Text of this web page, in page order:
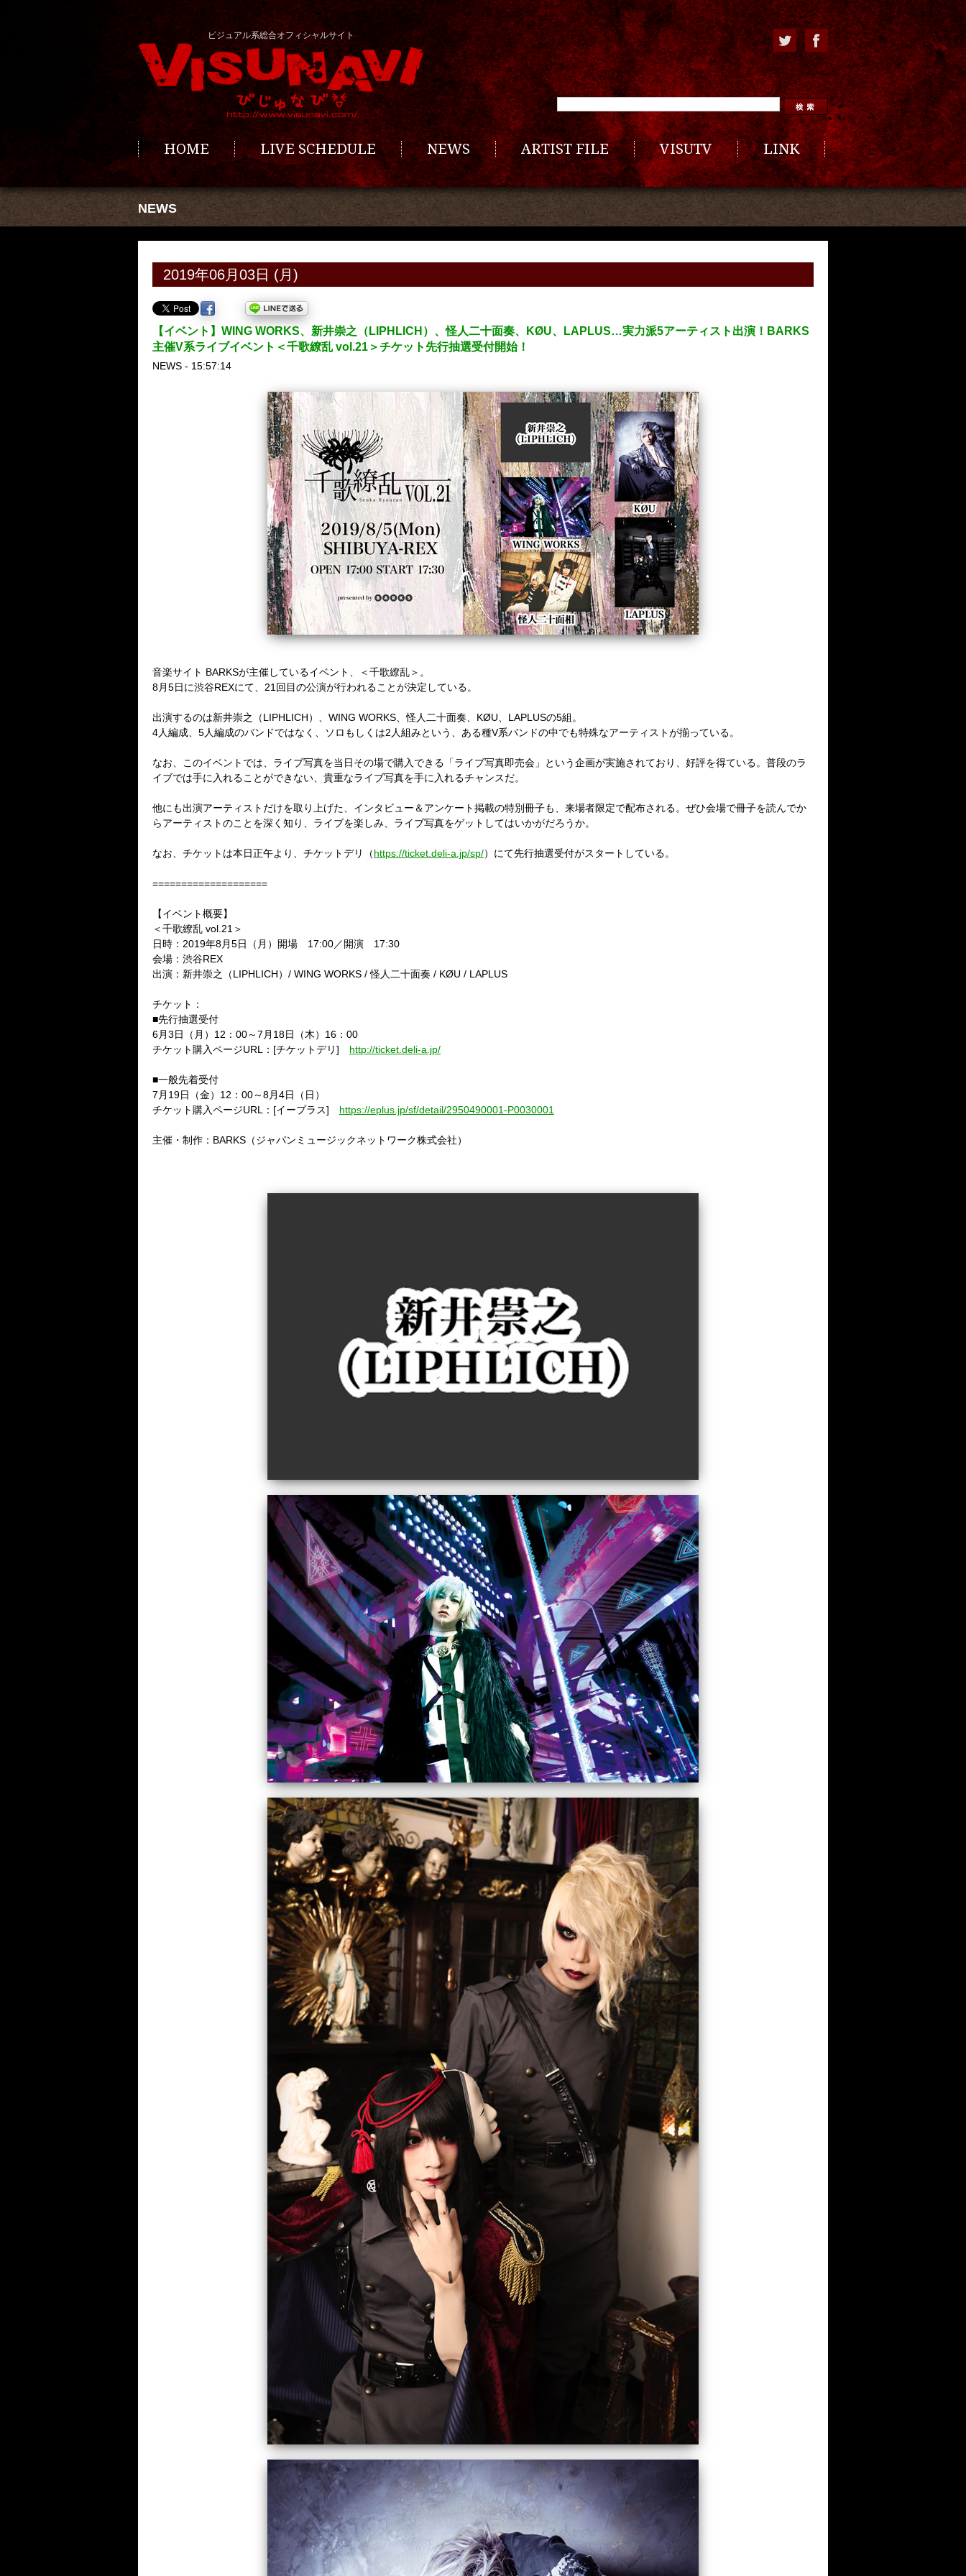
ビジュアル系総合オフィシャルサイト
HOME LIVE SCHEDULE NEWS ARTIST FILE VISUTV LINK
NEWS
2019年06月03日 (月)
【イベント】WING WORKS、新井崇之（LIPHLICH）、怪人二十面奏、KØU、LAPLUS…実力派5アーティスト出演！BARKS
主催V系ライブイベント＜千歌繚乱 vol.21＞チケット先行抽選受付開始！
NEWS - 15:57:14
音楽サイト BARKSが主催しているイベント、＜千歌繚乱＞。
8月5日に渋谷REXにて、21回目の公演が行われることが決定している。
出演するのは新井崇之（LIPHLICH）、WING WORKS、怪人二十面奏、KØU、LAPLUSの5組。
4人編成、5人編成のバンドではなく、ソロもしくは2人組みという、ある種V系バンドの中でも特殊なアーティストが揃っている。
なお、このイベントでは、ライブ写真を当日その場で購入できる「ライブ写真即売会」という企画が実施されており、好評を得ている。普段のラ
イブでは手に入れることができない、貴重なライブ写真を手に入れるチャンスだ。
他にも出演アーティストだけを取り上げた、インタビュー＆アンケート掲載の特別冊子も、来場者限定で配布される。ぜひ会場で冊子を読んでか
らアーティストのことを深く知り、ライブを楽しみ、ライブ写真をゲットしてはいかがだろうか。
なお、チケットは本日正午より、チケットデリ（https://ticket.deli-a.jp/sp/）にて先行抽選受付がスタートしている。
====================
【イベント概要】
＜千歌繚乱 vol.21＞
日時：2019年8月5日（月）開場 17:00／開演 17:30
会場：渋谷REX
出演：新井崇之（LIPHLICH）/ WING WORKS / 怪人二十面奏 / KØU / LAPLUS
チケット：
■先行抽選受付
6月3日（月）12：00～7月18日（木）16：00
チケット購入ページURL：[チケットデリ] http://ticket.deli-a.jp/
■一般先着受付
7月19日（金）12：00～8月4日（日）
チケット購入ページURL：[イープラス] https://eplus.jp/sf/detail/2950490001-P0030001
主催・制作：BARKS（ジャパンミュージックネットワーク株式会社）